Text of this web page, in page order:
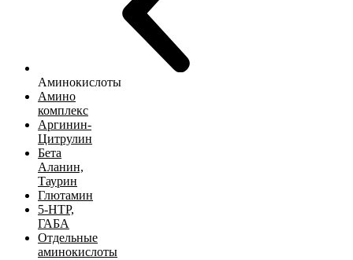
Аминокислоты
Амино
комплекс
Аргинин-
Цитрулин
Бета
Аланин,
Таурин
Глютамин
5-HTP,
ГАБА
Отдельные
аминокислоты